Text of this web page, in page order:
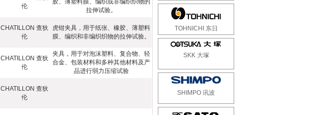
伦
胶、薄塑料膜、编织或非编织织物的
拉伸试验。
CHATILLON 查狄
伦
虎钳夹具，用于纸张、橡胶、薄塑料
膜、编织和非编织织物的拉伸试验。
CHATILLON 查狄
伦
夹具，用于对泡沫塑料、复合物、轻
合金、包装材料和多种其他材料及产
品进行弱力压缩试验
CHATILLON 查狄
伦
TOHNICHI 东日
SKK 大塚
SHIMPO 讯波